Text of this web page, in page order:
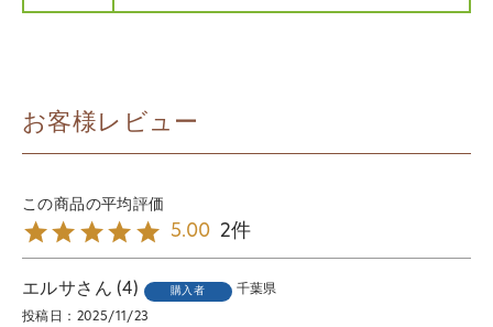
お客様レビュー
5.00 2
エルサ 4 購入者 千葉県
投稿日 2025/11/23